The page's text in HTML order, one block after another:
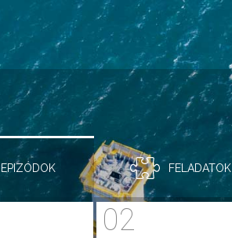
Jump to navigation
EPIZÓDOK FELADATOK
02